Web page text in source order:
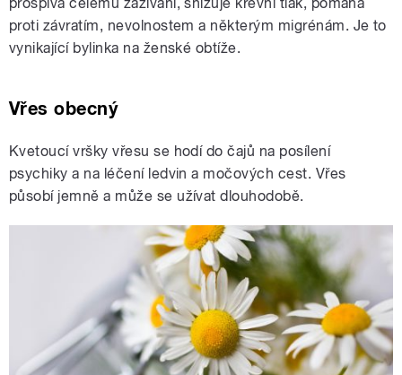
proti závratím, nevolnostem a některým migrénám. Je to
vynikající bylinka na ženské obtíže.
Vřes obecný
Kvetoucí vršky vřesu se hodí do čajů na posílení
psychiky a na léčení ledvin a močových cest. Vřes
působí jemně a může se užívat dlouhodobě.